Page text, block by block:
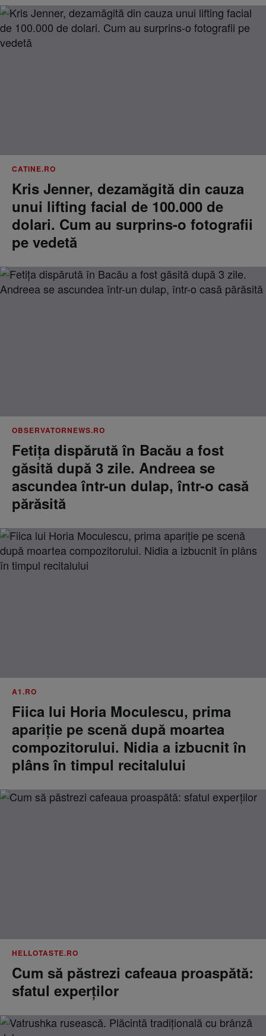
CATINE.RO
Kris Jenner, dezamăgită din cauza
unui lifting facial de 100.000 de
dolari. Cum au surprins-o fotografii
pe vedetă
OBSERVATORNEWS.RO
Fetiţa dispărută în Bacău a fost
găsită după 3 zile. Andreea se
ascundea într-un dulap, într-o casă
părăsită
A1.RO
Fiica lui Horia Moculescu, prima
apariție pe scenă după moartea
compozitorului. Nidia a izbucnit în
plâns în timpul recitalului
HELLOTASTE.RO
Cum să păstrezi cafeaua proaspătă:
sfatul experților